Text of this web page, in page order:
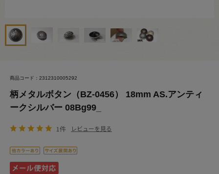
商品コード：2312310005292
柄メタルボタン（BZ-0456） 18mm AS.アンティ
ークシルバー 08Bg99_
1件 レビューを見る